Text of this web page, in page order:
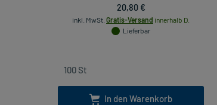
20,80 €
inkl. MwSt. Gratis-Versand innerhalb D.
Lieferbar
In den Warenkorb